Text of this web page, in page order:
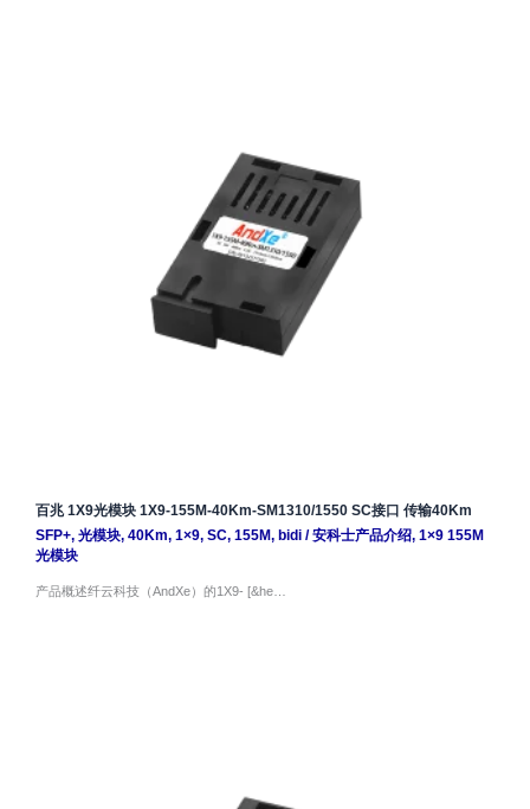
百兆 1X9光模块 1X9-155M-40Km-SM1310/1550 SC接口 传输40Km
SFP+, 光模块, 40Km, 1×9, SC, 155M, bidi/安科士产品介绍, 1×9 155M
光模块
产品概述纤云科技（AndXe）的1X9- [&he…